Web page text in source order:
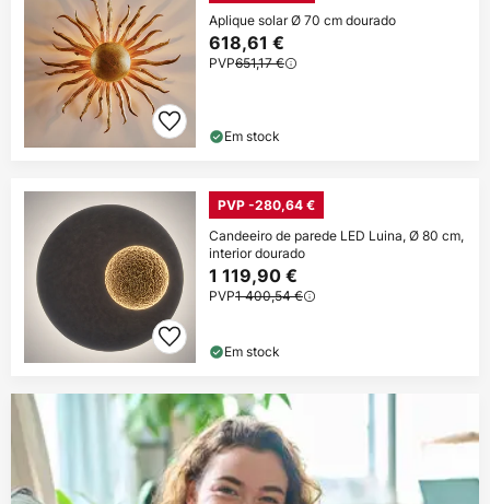
Aplique solar Ø 70 cm dourado
618,61 €
PVP651,17 €
Em stock
PVP -280,64 €
Candeeiro de parede LED Luina, Ø 80 cm,
interior dourado
1 119,90 €
PVP1 400,54 €
Em stock